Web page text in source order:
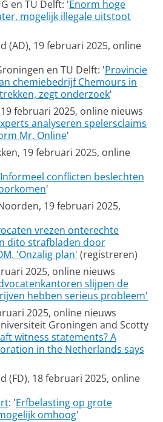
en TU Delft: 'Enorm hoge
mogelijk illegale uitstoot
(AD), 19 februari 2025, online
en TU Delft: 'Provincie
chemiebedrijf Chemours in
zegt onderzoek'
februari 2025, online nieuws
analyseren spelersclaims
Mr. Online'
19 februari 2025, online
Informeel conflicten beslechten
'
19 februari 2025,
vrezen onterechte
dito strafbladen door
'Onzalig plan' (registreren)
2025, online nieuws
slijpen de
hebben serieus probleem'
2025, online nieuws
Groningen and Scotty
witness statements? A
in the Netherlands says
(FD), 18 februari 2025, online
: 'Erfbelasting op grote
omhoog'